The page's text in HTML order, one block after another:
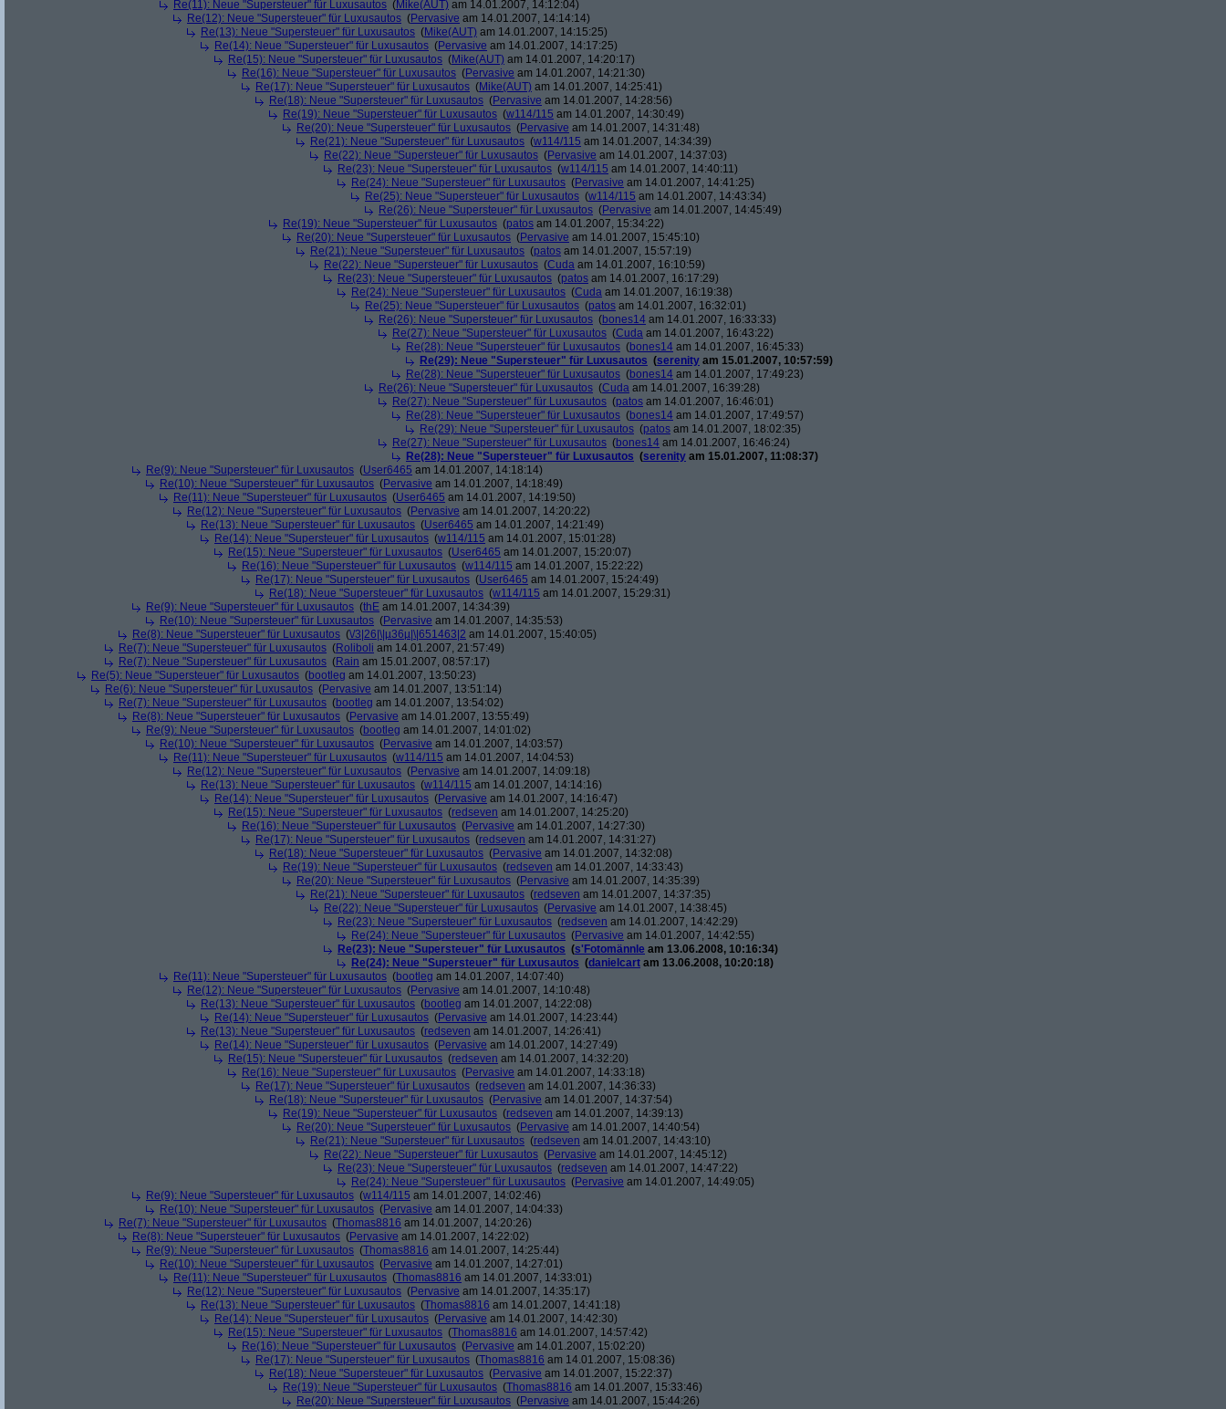
Re(11): Neue "Supersteuer" für Luxusautos (Mike(AUT) am 14.01.2007, 14:12:04)
Re(12): Neue "Supersteuer" für Luxusautos (Pervasive am 14.01.2007, 14:14:14)
Re(13): Neue "Supersteuer" für Luxusautos (Mike(AUT) am 14.01.2007, 14:15:25)
Re(14): Neue "Supersteuer" für Luxusautos (Pervasive am 14.01.2007, 14:17:25)
Re(15): Neue "Supersteuer" für Luxusautos (Mike(AUT) am 14.01.2007, 14:20:17)
Re(16): Neue "Supersteuer" für Luxusautos (Pervasive am 14.01.2007, 14:21:30)
Re(17): Neue "Supersteuer" für Luxusautos (Mike(AUT) am 14.01.2007, 14:25:41)
Re(18): Neue "Supersteuer" für Luxusautos (Pervasive am 14.01.2007, 14:28:56)
Re(19): Neue "Supersteuer" für Luxusautos (w114/115 am 14.01.2007, 14:30:49)
Re(20): Neue "Supersteuer" für Luxusautos (Pervasive am 14.01.2007, 14:31:48)
Re(21): Neue "Supersteuer" für Luxusautos (w114/115 am 14.01.2007, 14:34:39)
Re(22): Neue "Supersteuer" für Luxusautos (Pervasive am 14.01.2007, 14:37:03)
Re(23): Neue "Supersteuer" für Luxusautos (w114/115 am 14.01.2007, 14:40:11)
Re(24): Neue "Supersteuer" für Luxusautos (Pervasive am 14.01.2007, 14:41:25)
Re(25): Neue "Supersteuer" für Luxusautos (w114/115 am 14.01.2007, 14:43:34)
Re(26): Neue "Supersteuer" für Luxusautos (Pervasive am 14.01.2007, 14:45:49)
Re(19): Neue "Supersteuer" für Luxusautos (patos am 14.01.2007, 15:34:22)
Re(20): Neue "Supersteuer" für Luxusautos (Pervasive am 14.01.2007, 15:45:10)
Re(21): Neue "Supersteuer" für Luxusautos (patos am 14.01.2007, 15:57:19)
Re(22): Neue "Supersteuer" für Luxusautos (Cuda am 14.01.2007, 16:10:59)
Re(23): Neue "Supersteuer" für Luxusautos (patos am 14.01.2007, 16:17:29)
Re(24): Neue "Supersteuer" für Luxusautos (Cuda am 14.01.2007, 16:19:38)
Re(25): Neue "Supersteuer" für Luxusautos (patos am 14.01.2007, 16:32:01)
Re(26): Neue "Supersteuer" für Luxusautos (bones14 am 14.01.2007, 16:33:33)
Re(27): Neue "Supersteuer" für Luxusautos (Cuda am 14.01.2007, 16:43:22)
Re(28): Neue "Supersteuer" für Luxusautos (bones14 am 14.01.2007, 16:45:33)
Re(29): Neue "Supersteuer" für Luxusautos (serenity am 15.01.2007, 10:57:59)
Re(28): Neue "Supersteuer" für Luxusautos (bones14 am 14.01.2007, 17:49:23)
Re(26): Neue "Supersteuer" für Luxusautos (Cuda am 14.01.2007, 16:39:28)
Re(27): Neue "Supersteuer" für Luxusautos (patos am 14.01.2007, 16:46:01)
Re(28): Neue "Supersteuer" für Luxusautos (bones14 am 14.01.2007, 17:49:57)
Re(29): Neue "Supersteuer" für Luxusautos (patos am 14.01.2007, 18:02:35)
Re(27): Neue "Supersteuer" für Luxusautos (bones14 am 14.01.2007, 16:46:24)
Re(28): Neue "Supersteuer" für Luxusautos (serenity am 15.01.2007, 11:08:37)
Re(9): Neue "Supersteuer" für Luxusautos (User6465 am 14.01.2007, 14:18:14)
Re(10): Neue "Supersteuer" für Luxusautos (Pervasive am 14.01.2007, 14:18:49)
Re(11): Neue "Supersteuer" für Luxusautos (User6465 am 14.01.2007, 14:19:50)
Re(12): Neue "Supersteuer" für Luxusautos (Pervasive am 14.01.2007, 14:20:22)
Re(13): Neue "Supersteuer" für Luxusautos (User6465 am 14.01.2007, 14:21:49)
Re(14): Neue "Supersteuer" für Luxusautos (w114/115 am 14.01.2007, 15:01:28)
Re(15): Neue "Supersteuer" für Luxusautos (User6465 am 14.01.2007, 15:20:07)
Re(16): Neue "Supersteuer" für Luxusautos (w114/115 am 14.01.2007, 15:22:22)
Re(17): Neue "Supersteuer" für Luxusautos (User6465 am 14.01.2007, 15:24:49)
Re(18): Neue "Supersteuer" für Luxusautos (w114/115 am 14.01.2007, 15:29:31)
Re(9): Neue "Supersteuer" für Luxusautos (thE am 14.01.2007, 14:34:39)
Re(10): Neue "Supersteuer" für Luxusautos (Pervasive am 14.01.2007, 14:35:53)
Re(8): Neue "Supersteuer" für Luxusautos (\/3|26|\|µ36µ|\|651463|2 am 14.01.2007, 15:40:05)
Re(7): Neue "Supersteuer" für Luxusautos (Roliboli am 14.01.2007, 21:57:49)
Re(7): Neue "Supersteuer" für Luxusautos (Rain am 15.01.2007, 08:57:17)
Re(5): Neue "Supersteuer" für Luxusautos (bootleg am 14.01.2007, 13:50:23)
Re(6): Neue "Supersteuer" für Luxusautos (Pervasive am 14.01.2007, 13:51:14)
Re(7): Neue "Supersteuer" für Luxusautos (bootleg am 14.01.2007, 13:54:02)
Re(8): Neue "Supersteuer" für Luxusautos (Pervasive am 14.01.2007, 13:55:49)
Re(9): Neue "Supersteuer" für Luxusautos (bootleg am 14.01.2007, 14:01:02)
Re(10): Neue "Supersteuer" für Luxusautos (Pervasive am 14.01.2007, 14:03:57)
Re(11): Neue "Supersteuer" für Luxusautos (w114/115 am 14.01.2007, 14:04:53)
Re(12): Neue "Supersteuer" für Luxusautos (Pervasive am 14.01.2007, 14:09:18)
Re(13): Neue "Supersteuer" für Luxusautos (w114/115 am 14.01.2007, 14:14:16)
Re(14): Neue "Supersteuer" für Luxusautos (Pervasive am 14.01.2007, 14:16:47)
Re(15): Neue "Supersteuer" für Luxusautos (redseven am 14.01.2007, 14:25:20)
Re(16): Neue "Supersteuer" für Luxusautos (Pervasive am 14.01.2007, 14:27:30)
Re(17): Neue "Supersteuer" für Luxusautos (redseven am 14.01.2007, 14:31:27)
Re(18): Neue "Supersteuer" für Luxusautos (Pervasive am 14.01.2007, 14:32:08)
Re(19): Neue "Supersteuer" für Luxusautos (redseven am 14.01.2007, 14:33:43)
Re(20): Neue "Supersteuer" für Luxusautos (Pervasive am 14.01.2007, 14:35:39)
Re(21): Neue "Supersteuer" für Luxusautos (redseven am 14.01.2007, 14:37:35)
Re(22): Neue "Supersteuer" für Luxusautos (Pervasive am 14.01.2007, 14:38:45)
Re(23): Neue "Supersteuer" für Luxusautos (redseven am 14.01.2007, 14:42:29)
Re(24): Neue "Supersteuer" für Luxusautos (Pervasive am 14.01.2007, 14:42:55)
Re(23): Neue "Supersteuer" für Luxusautos (s'Fotomännle am 13.06.2008, 10:16:34)
Re(24): Neue "Supersteuer" für Luxusautos (danielcart am 13.06.2008, 10:20:18)
Re(11): Neue "Supersteuer" für Luxusautos (bootleg am 14.01.2007, 14:07:40)
Re(12): Neue "Supersteuer" für Luxusautos (Pervasive am 14.01.2007, 14:10:48)
Re(13): Neue "Supersteuer" für Luxusautos (bootleg am 14.01.2007, 14:22:08)
Re(14): Neue "Supersteuer" für Luxusautos (Pervasive am 14.01.2007, 14:23:44)
Re(13): Neue "Supersteuer" für Luxusautos (redseven am 14.01.2007, 14:26:41)
Re(14): Neue "Supersteuer" für Luxusautos (Pervasive am 14.01.2007, 14:27:49)
Re(15): Neue "Supersteuer" für Luxusautos (redseven am 14.01.2007, 14:32:20)
Re(16): Neue "Supersteuer" für Luxusautos (Pervasive am 14.01.2007, 14:33:18)
Re(17): Neue "Supersteuer" für Luxusautos (redseven am 14.01.2007, 14:36:33)
Re(18): Neue "Supersteuer" für Luxusautos (Pervasive am 14.01.2007, 14:37:54)
Re(19): Neue "Supersteuer" für Luxusautos (redseven am 14.01.2007, 14:39:13)
Re(20): Neue "Supersteuer" für Luxusautos (Pervasive am 14.01.2007, 14:40:54)
Re(21): Neue "Supersteuer" für Luxusautos (redseven am 14.01.2007, 14:43:10)
Re(22): Neue "Supersteuer" für Luxusautos (Pervasive am 14.01.2007, 14:45:12)
Re(23): Neue "Supersteuer" für Luxusautos (redseven am 14.01.2007, 14:47:22)
Re(24): Neue "Supersteuer" für Luxusautos (Pervasive am 14.01.2007, 14:49:05)
Re(9): Neue "Supersteuer" für Luxusautos (w114/115 am 14.01.2007, 14:02:46)
Re(10): Neue "Supersteuer" für Luxusautos (Pervasive am 14.01.2007, 14:04:33)
Re(7): Neue "Supersteuer" für Luxusautos (Thomas8816 am 14.01.2007, 14:20:26)
Re(8): Neue "Supersteuer" für Luxusautos (Pervasive am 14.01.2007, 14:22:02)
Re(9): Neue "Supersteuer" für Luxusautos (Thomas8816 am 14.01.2007, 14:25:44)
Re(10): Neue "Supersteuer" für Luxusautos (Pervasive am 14.01.2007, 14:27:01)
Re(11): Neue "Supersteuer" für Luxusautos (Thomas8816 am 14.01.2007, 14:33:01)
Re(12): Neue "Supersteuer" für Luxusautos (Pervasive am 14.01.2007, 14:35:17)
Re(13): Neue "Supersteuer" für Luxusautos (Thomas8816 am 14.01.2007, 14:41:18)
Re(14): Neue "Supersteuer" für Luxusautos (Pervasive am 14.01.2007, 14:42:30)
Re(15): Neue "Supersteuer" für Luxusautos (Thomas8816 am 14.01.2007, 14:57:42)
Re(16): Neue "Supersteuer" für Luxusautos (Pervasive am 14.01.2007, 15:02:20)
Re(17): Neue "Supersteuer" für Luxusautos (Thomas8816 am 14.01.2007, 15:08:36)
Re(18): Neue "Supersteuer" für Luxusautos (Pervasive am 14.01.2007, 15:22:37)
Re(19): Neue "Supersteuer" für Luxusautos (Thomas8816 am 14.01.2007, 15:33:46)
Re(20): Neue "Supersteuer" für Luxusautos (Pervasive am 14.01.2007, 15:44:26)